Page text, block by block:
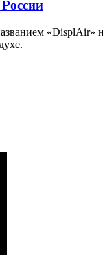
«DisplAir»